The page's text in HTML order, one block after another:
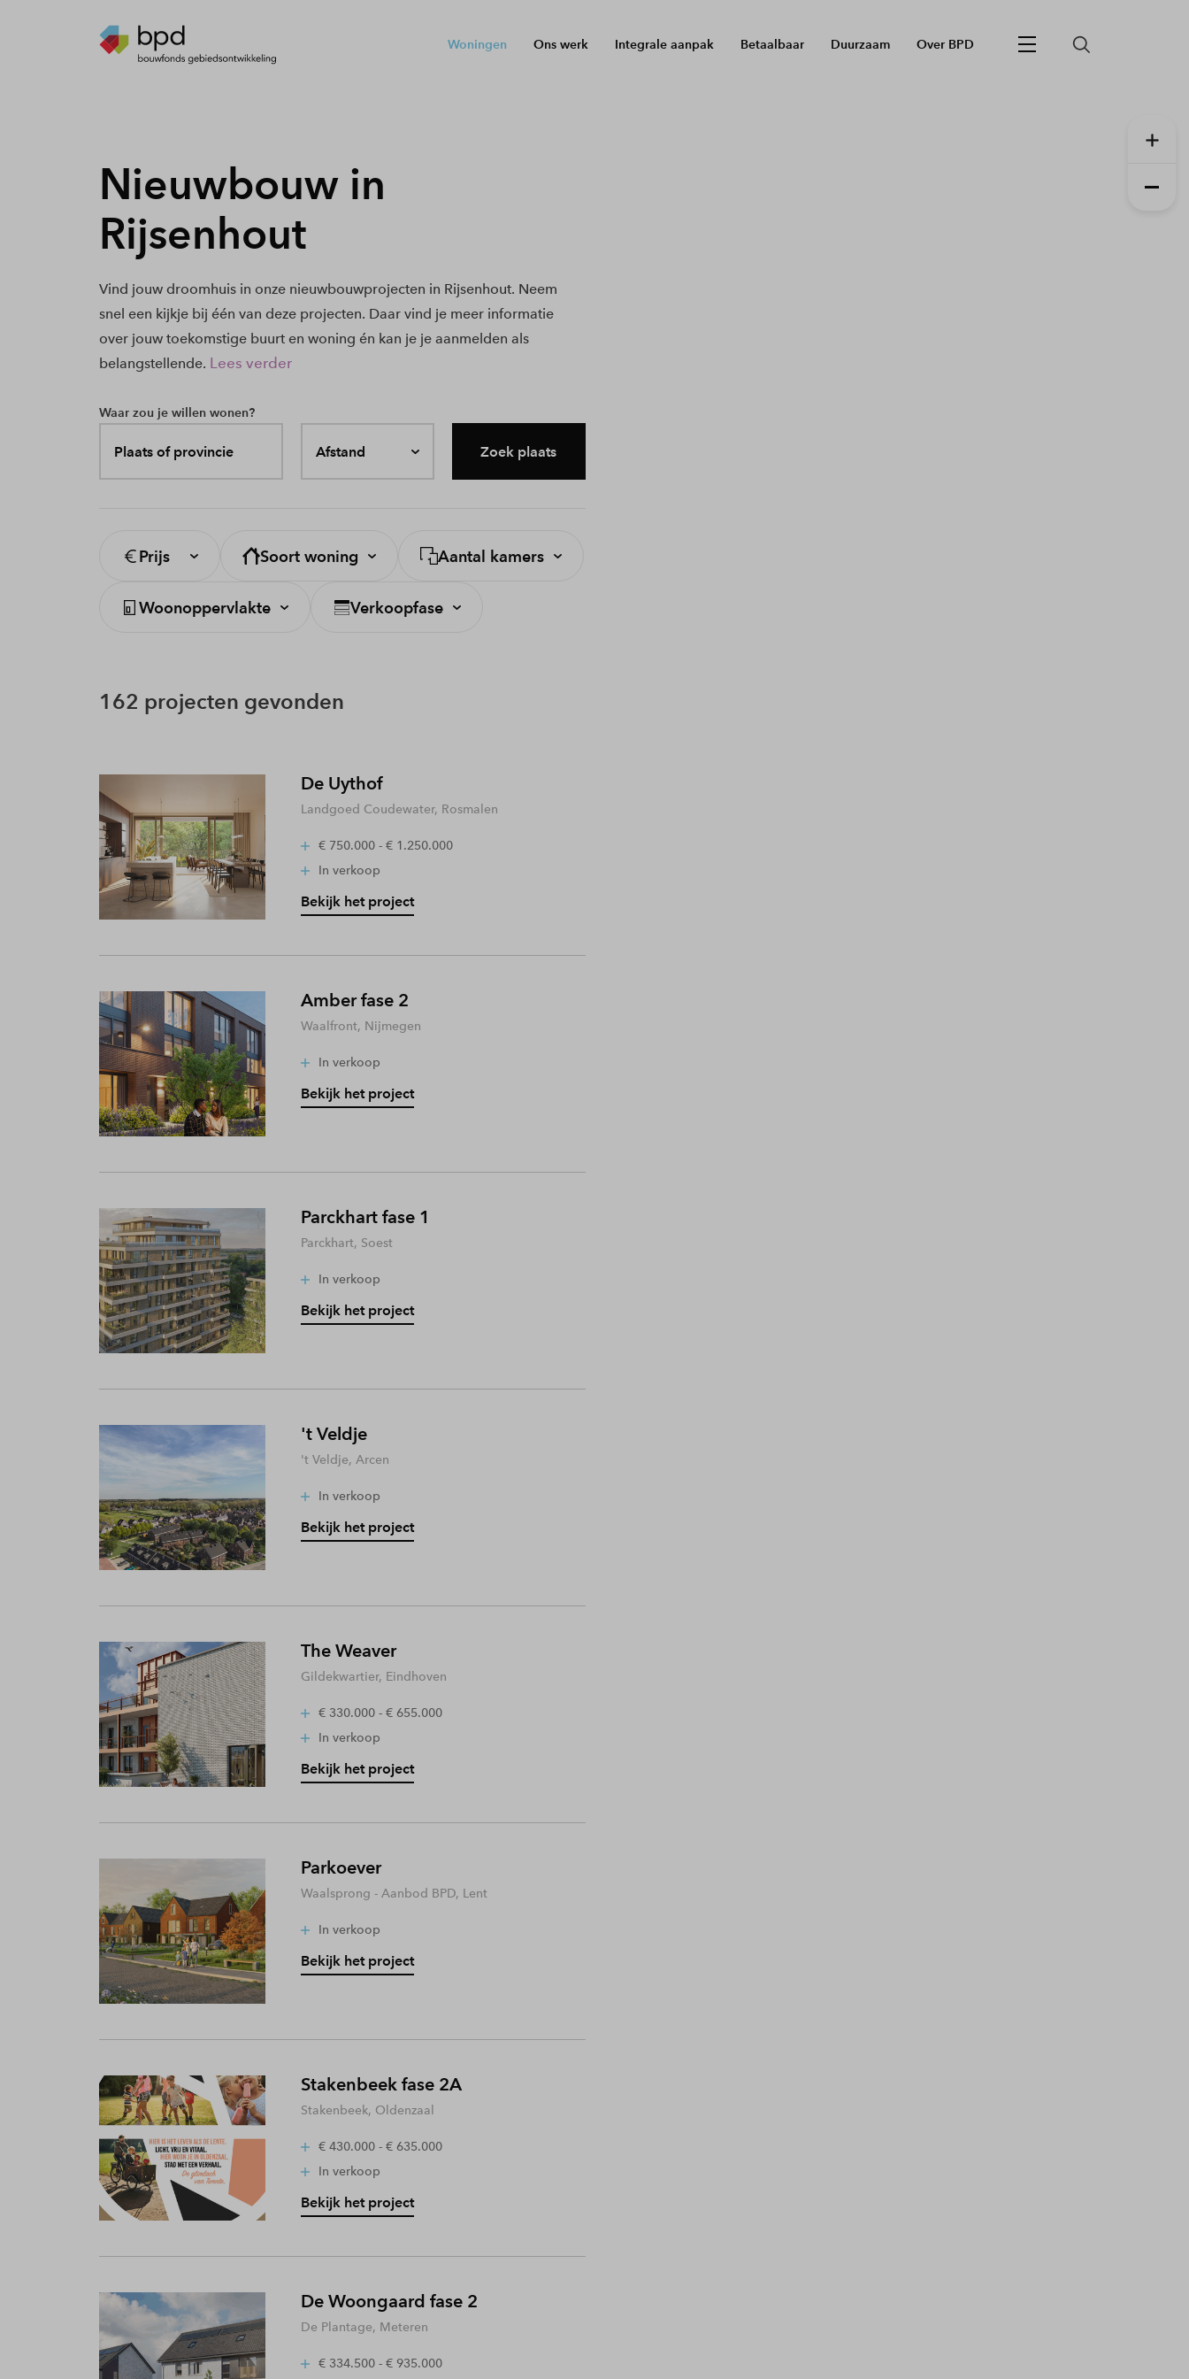
Woningen Ons werk Integrale aanpak Betaalbaar Duurzaam Over BPD
Nieuwbouw in
Rijsenhout
Vind jouw droomhuis in onze nieuwbouwprojecten in Rijsenhout. Neem
snel een kijkje bij één van deze projecten. Daar vind je meer informatie
over jouw toekomstige buurt en woning én kan je je aanmelden als
belangstellende. Lees verder
Waar zou je willen wonen?
Plaats of provincie Afstand Zoek plaats
Prijs Soort woning Aantal kamers
Woonoppervlakte Verkoopfase
162 projecten gevonden
De Uythof
Landgoed Coudewater, Rosmalen
€ 750.000 - € 1.250.000
In verkoop
Bekijk het project
Amber fase 2
Waalfront, Nijmegen
In verkoop
Bekijk het project
Parckhart fase 1
Parckhart, Soest
In verkoop
Bekijk het project
't Veldje
't Veldje, Arcen
In verkoop
Bekijk het project
The Weaver
Gildekwartier, Eindhoven
€ 330.000 - € 655.000
In verkoop
Bekijk het project
Parkoever
Waalsprong - Aanbod BPD, Lent
In verkoop
Bekijk het project
Stakenbeek fase 2A
Stakenbeek, Oldenzaal
€ 430.000 - € 635.000
In verkoop
Bekijk het project
De Woongaard fase 2
De Plantage, Meteren
€ 334.500 - € 935.000